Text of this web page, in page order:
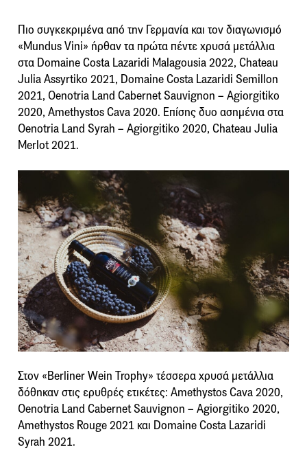
Πιο συγκεκριμένα από την Γερμανία και τον διαγωνισμό
«Mundus Vini» ήρθαν τα πρώτα πέντε χρυσά μετάλλια
στα Domaine Costa Lazaridi Malagousia 2022, Chateau
Julia Assyrtiko 2021, Domaine Costa Lazaridi Semillon
2021, Oenotria Land Cabernet Sauvignon – Agiorgitiko
2020, Amethystos Cava 2020. Επίσης δυο ασημένια στα
Oenotria Land Syrah – Agiorgitiko 2020, Chateau Julia
Merlot 2021.
Στον «Berliner Wein Trophy» τέσσερα χρυσά μετάλλια
δόθηκαν στις ερυθρές ετικέτες: Amethystos Cava 2020,
Oenotria Land Cabernet Sauvignon – Agiorgitiko 2020,
Amethystos Rouge 2021 και Domaine Costa Lazaridi
Syrah 2021.